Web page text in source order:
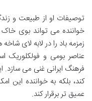
توصیفات او از طبیعت و
خواننده می تواند بوی
زمزمه باد را در لابه لای
عناصر بومی و فولکلوریک
فرهنگ ایرانی غنی می سازد.
کند، بلکه به خواننده این
عمیق تر برقرار کند.